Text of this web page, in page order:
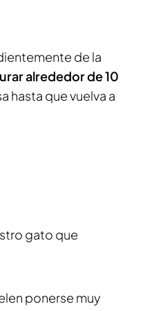
de la
alrededor de 10
hasta que vuelva a
gato que
ponerse muy